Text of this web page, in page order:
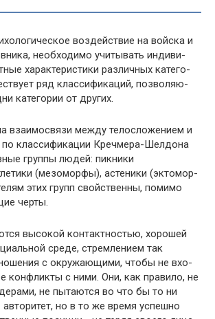
воздействие на войска и
необходимо учитывать индиви­
характеристики различных катего­
ряд классификаций, позволяю­
категории от других.
взаимосвязи между телосложе­нием и
по классификации Кречмера-Шелдона
группы людей: пикники
(мезоморфы), астеники (эктомор-
этих групп свойственны, помимо
черты.
высокой контактностью, хоро­шей
среде, стремлением так
с окружающими, чтобы не вхо­
конфликты с ними. Они, как правило, не
не пытаются во что бы то ни
авторитет, но в то же время успешно